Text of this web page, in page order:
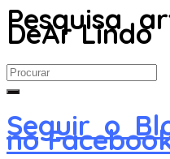
Pesquisa
DeAr Lindo
Search
for:
Seguir o
no